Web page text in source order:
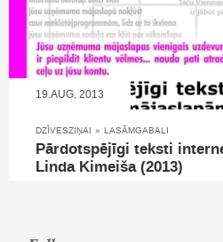
19.AUG, 2013
DZĪVESZIŅAI » LASĀMGABALI
Pārdotspējīgi teksti
Linda Kimeiša (2013)